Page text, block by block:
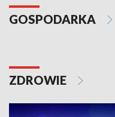
GOSPODARKA
ZDROWIE